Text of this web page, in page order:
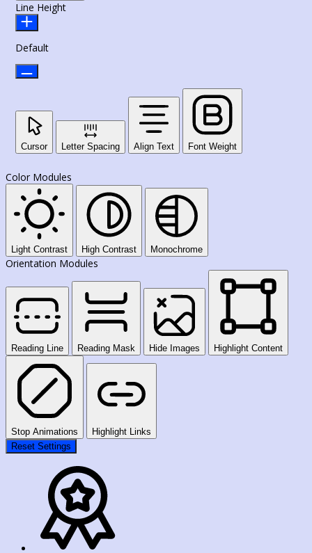
Line Height
Default
Cursor Letter Spacing Align Text Font Weight
Color Modules
Light Contrast High Contrast Monochrome
Orientation Modules
Reading Line Reading Mask Hide Images Highlight Content
Stop Animations
Highlight Links
Reset Settings